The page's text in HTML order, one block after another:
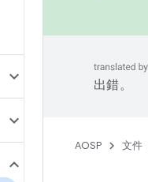
出錯。
AOSP 文件